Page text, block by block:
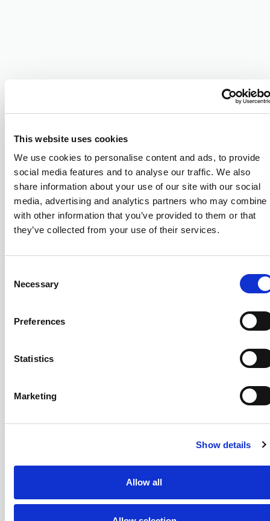
This website uses cookies
We use cookies to personalise content and ads, to provide
social media features and to analyse our traffic. We also
share information about your use of our site with our social
media, advertising and analytics partners who may combine
with other information that you’ve provided to them or that
they’ve collected from your use of their services.
Selection
Necessary
Preferences
Statistics
Marketing
Show details
Allow all